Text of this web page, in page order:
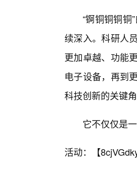
“锕铜铜铜铜
续深入。科研人
更加卓越、功能
电子设备，再到
科技创新的关键
它不仅仅是
活动：【